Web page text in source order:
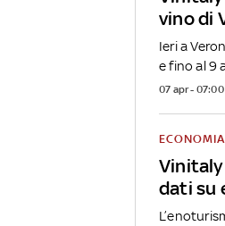
vino di
Ieri a
e fino al 9
07 apr - 07:00
Vinitaly
dati su
ECONOMIA